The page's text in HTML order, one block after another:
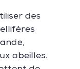
des
abeilles.